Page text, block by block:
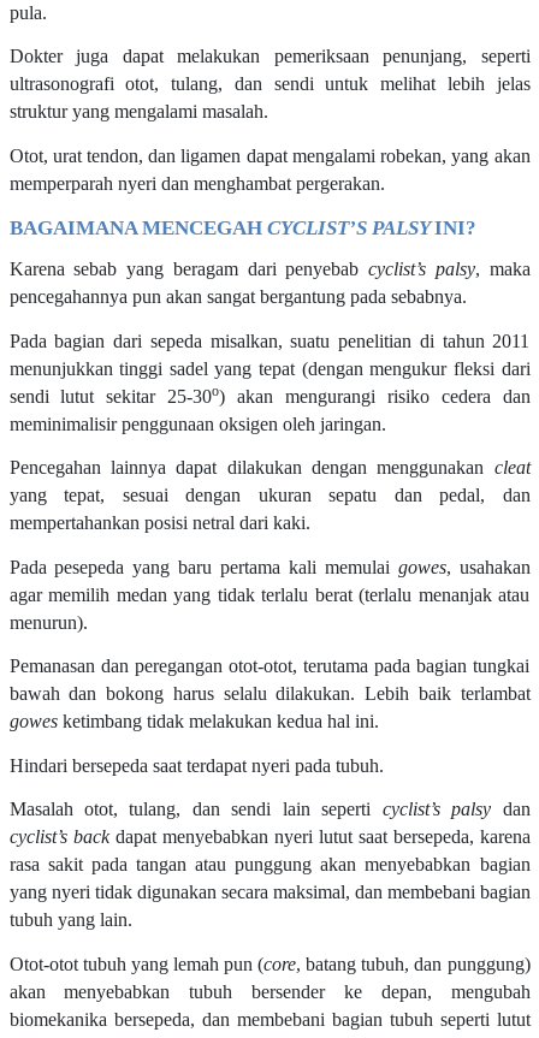
pula.
Dokter juga dapat melakukan pemeriksaan penunjang, seperti
ultrasonografi otot, tulang, dan sendi untuk melihat lebih jelas
struktur yang mengalami masalah.
Otot, urat tendon, dan ligamen dapat mengalami robekan, yang akan
memperparah nyeri dan menghambat pergerakan.
BAGAIMANA MENCEGAH CYCLIST’S PALSYINI?
Karena sebab yang beragam dari penyebab cyclist’s palsy, maka
pencegahannya pun akan sangat bergantung pada sebabnya.
Pada bagian dari sepeda misalkan, suatu penelitian di tahun 2011
menunjukkan tinggi sadel yang tepat (dengan mengukur fleksi dari
sendi lutut sekitar 25-30o) akan mengurangi risiko cedera dan
meminimalisir penggunaan oksigen oleh jaringan.
Pencegahan lainnya dapat dilakukan dengan menggunakan cleat
yang tepat, sesuai dengan ukuran sepatu dan pedal, dan
mempertahankan posisi netral dari kaki.
Pada pesepeda yang baru pertama kali memulai gowes, usahakan
agar memilih medan yang tidak terlalu berat (terlalu menanjak atau
menurun).
Pemanasan dan peregangan otot-otot, terutama pada bagian tungkai
bawah dan bokong harus selalu dilakukan. Lebih baik terlambat
gowesketimbang tidak melakukan kedua hal ini.
Hindari bersepeda saat terdapat nyeri pada tubuh.
Masalah otot, tulang, dan sendi lain seperti cyclist’s palsy dan
cyclist’s backdapat menyebabkan nyeri lutut saat bersepeda, karena
rasa sakit pada tangan atau punggung akan menyebabkan bagian
yang nyeri tidak digunakan secara maksimal, dan membebani bagian
tubuh yang lain.
Otot-otot tubuh yang lemah pun (core, batang tubuh, dan punggung)
akan menyebabkan tubuh bersender ke depan, mengubah
biomekanika bersepeda, dan membebani bagian tubuh seperti lutut